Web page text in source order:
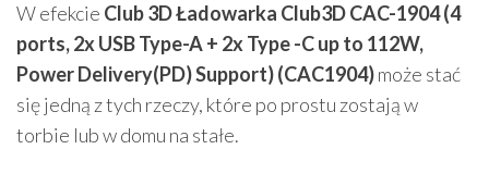
W efekcie Club 3D Ładowarka Club3D CAC-1904 (4
ports, 2x USB Type-A + 2x Type -C up to 112W,
Power Delivery(PD) Support) (CAC1904)może stać
się jedną z tych rzeczy, które po prostu zostają w
torbie lub w domu na stałe.